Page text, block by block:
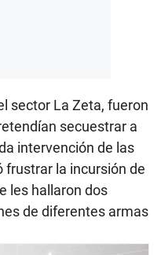
sector La Zeta, fueron
secuestrar a
intervención de las
la incursión de
les hallaron dos
de diferentes armas